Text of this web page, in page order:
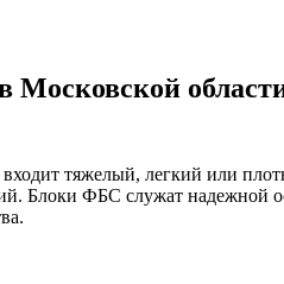
Московской
тяжелый, легкий или
Блоки ФБС служат надежной